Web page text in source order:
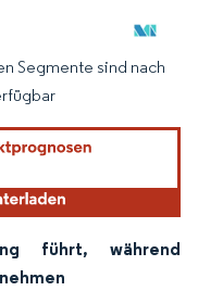
Namensnennung
Segmente sind nach
führt, während